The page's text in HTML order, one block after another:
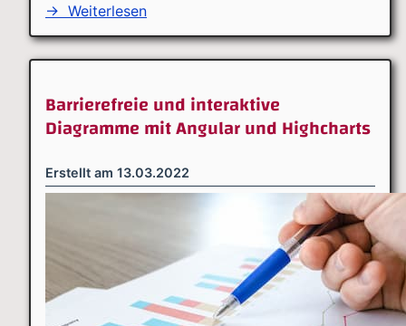
→ Weiterlesen
Barrierefreie und interaktive
Diagramme mit Angular und Highcharts
Erstellt am 13.03.2022